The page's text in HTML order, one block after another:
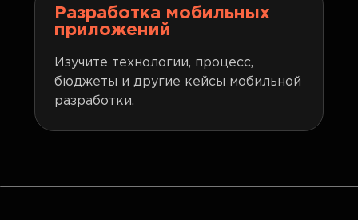
Разработка мобильных
приложений
Изучите технологии, процесс,
бюджеты и другие кейсы мобильной
разработки.